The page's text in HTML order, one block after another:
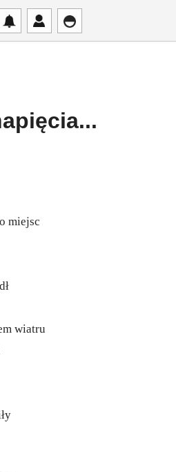
miejsc
wiatru